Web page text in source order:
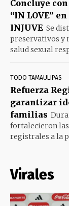
Concluye
“IN LOVE”
INJUVE Se
preservativos y
salud sexual
TODO TAMAULIPAS
Refuerza
garantizar
familias
fortalecieron las
registrales a la
Virales